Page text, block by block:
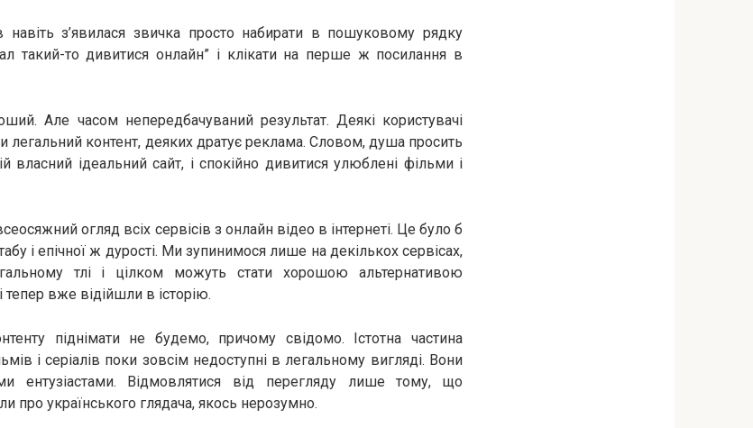
навіть з’явилася звичка просто набирати в пошуковому рядку
такий-то дивитися онлайн” і клікати на перше ж посилання в
Але часом непередбачуваний результат. Деякі користувачі
легальний контент, деяких дратує реклама. Словом, душа просить
власний ідеальний сайт, і спокійно дивитися улюблені фільми і
огляд всіх сервісів з онлайн відео в інтернеті. Це було б
і епічної ж дурості. Ми зупинимося лише на декількох сервісах,
тлі і цілком можуть стати хорошою альтернативою
тепер вже відійшли в історію.
піднімати не будемо, причому свідомо. Істотна частина
і серіалів поки зовсім недоступні в легальному вигляді. Вони
ентузіастами. Відмовлятися від перегляду лише тому, що
про українського глядача, якось нерозумно.